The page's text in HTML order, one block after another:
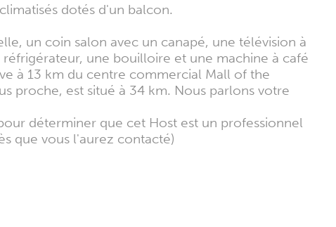
dotés d'un balcon.
un coin salon avec un canapé, une télévision à
une bouilloire et une machine à café
à 13 km du centre commercial Mall of the
proche, est situé à 34 km. Nous parlons votre
déterminer que cet Host est un professionnel
que vous l'aurez contacté)